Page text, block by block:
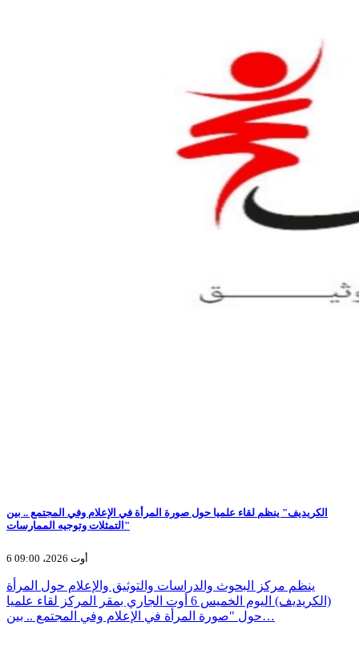
الكريديف" ينظم لقاء علميا حول صورة المرأة في الإعلام وفي المجتمع .. بين
التمثلات وتوجيه الممارسات"
6 أوت 2026، 09:00
ينظم مركز البحوث والدراسات والتوثيق والإعلام حول المرأة
(الكريديف) اليوم الخميس 6 أوت الجاري بمقر المركز لقاء علميا
حول "صورة المرأة في الإعلام وفي المجتمع .. بين…